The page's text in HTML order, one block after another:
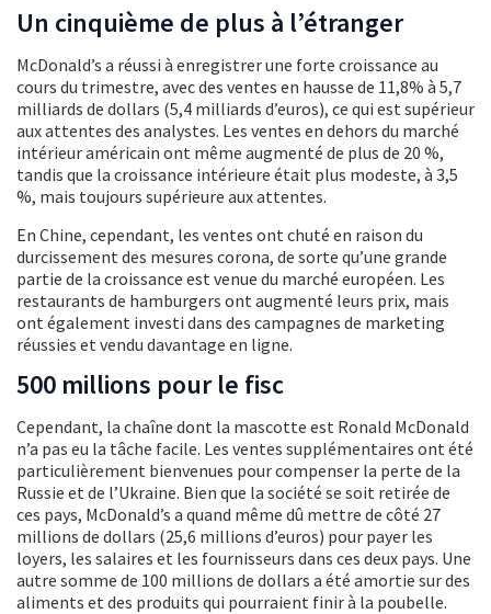
Un cinquième de plus à l’étranger
McDonald’s a réussi à enregistrer une forte croissance au
cours du trimestre, avec des ventes en hausse de 11,8% à 5,7
milliards de dollars (5,4 milliards d’euros), ce qui est supérieur
aux attentes des analystes. Les ventes en dehors du marché
intérieur américain ont même augmenté de plus de 20 %,
tandis que la croissance intérieure était plus modeste, à 3,5
%, mais toujours supérieure aux attentes.
En Chine, cependant, les ventes ont chuté en raison du
durcissement des mesures corona, de sorte qu’une grande
partie de la croissance est venue du marché européen. Les
restaurants de hamburgers ont augmenté leurs prix, mais
ont également investi dans des campagnes de marketing
réussies et vendu davantage en ligne.
500 millions pour le fisc
Cependant, la chaîne dont la mascotte est Ronald McDonald
n’a pas eu la tâche facile. Les ventes supplémentaires ont été
particulièrement bienvenues pour compenser la perte de la
Russie et de l’Ukraine. Bien que la société se soit retirée de
ces pays, McDonald’s a quand même dû mettre de côté 27
millions de dollars (25,6 millions d’euros) pour payer les
loyers, les salaires et les fournisseurs dans ces deux pays. Une
autre somme de 100 millions de dollars a été amortie sur des
aliments et des produits qui pourraient finir à la poubelle.